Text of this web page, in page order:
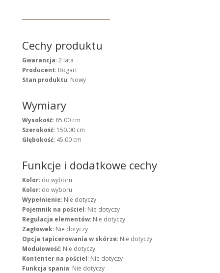
Cechy produktu
Gwarancja: 2 lata
Producent: Bogart
Stan produktu: Nowy
Wymiary
Wysokość: 85.00 cm
Szerokość: 150.00 cm
Głębokość: 45.00 cm
Funkcje i dodatkowe cechy
Kolor: do wyboru
Kolor: do wyboru
Wypełnienie: Nie dotyczy
Pojemnik na pościel: Nie dotyczy
Regulacja elementów: Nie dotyczy
Zagłowek: Nie dotyczy
Opcja tapicerowania w skórze: Nie dotyczy
Modułowość: Nie dotyczy
Kontenter na pościel: Nie dotyczy
Funkcja spania: Nie dotyczy